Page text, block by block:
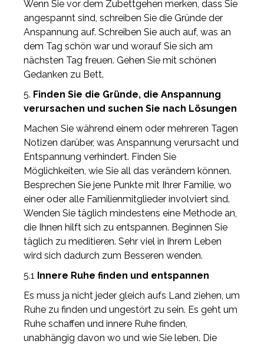
Wenn Sie vor dem Zubettgehen merken, dass Sie
angespannt sind, schreiben Sie die Gründe der
Anspannung auf. Schreiben Sie auch auf, was an
dem Tag schön war und worauf Sie sich am
nächsten Tag freuen. Gehen Sie mit schönen
Gedanken zu Bett.
5. Finden Sie die Gründe, die Anspannung
verursachen und suchen Sie nach Lösungen
Machen Sie während einem oder mehreren Tagen
Notizen darüber, was Anspannung verursacht und
Entspannung verhindert. Finden Sie
Möglichkeiten, wie Sie all das verändern können.
Besprechen Sie jene Punkte mit Ihrer Familie, wo
einer oder alle Familienmitglieder involviert sind.
Wenden Sie täglich mindestens eine Methode an,
die Ihnen hilft sich zu entspannen. Beginnen Sie
täglich zu meditieren. Sehr viel in Ihrem Leben
wird sich dadurch zum Besseren wenden.
5.1 Innere Ruhe finden und entspannen
Es muss ja nicht jeder gleich aufs Land ziehen, um
Ruhe zu finden und ungestört zu sein. Es geht um
Ruhe schaffen und innere Ruhe finden,
unabhängig davon wo und wie Sie leben. Die